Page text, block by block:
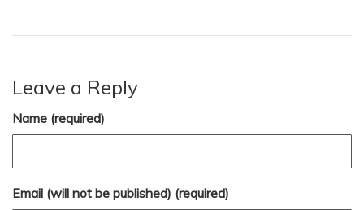
Leave a Reply
Name (required)
Email (will not be published) (required)